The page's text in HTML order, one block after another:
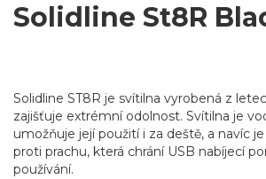
Solidline St8R
Solidline ST8R je svítilna vyrobená z
zajišťuje extrémní odolnost. Svítilna je
umožňuje její použití i za deště, a navíc
proti prachu, která chrání USB nabíjecí
používání.